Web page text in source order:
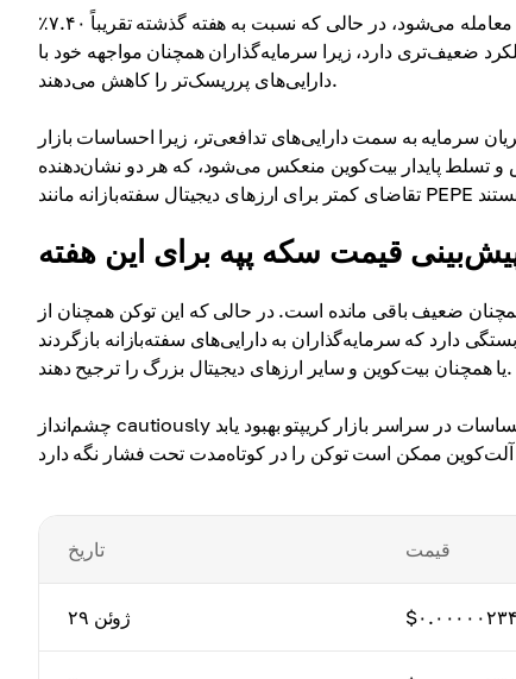
سکه پپه در ۲۴ ساعت گذشته ۱.۸۸٪ کاهش یافته و با قیمت $۰.۰۰۰۰۰۲۳۴ معامله می‌شود، در حالی که نسبت به هفته گذشته تقریباً ۷.۴۰٪
ضعیف‌تری دارد، زیرا سرمایه‌گذاران همچنان مواجهه خود با
دارایی‌های پرریسک‌تر را کاهش می‌دهند.
سرمایه به سمت دارایی‌های تدافعی‌تر، زیرا احساسات بازار
پایدار بیت‌کوین منعکس می‌شود، که هر دو نشان‌دهنده
قیمت سکه پپه برای این هفته
ضعیف باقی مانده است. در حالی که این توکن همچنان از
دارد که سرمایه‌گذاران به دارایی‌های سفته‌بازانه بازگردند
یا همچنان بیت‌کوین و سایر ارزهای دیجیتال بزرگ را ترجیح دهند.
چشم‌انداز cautiously خنثی باقی می‌ماند. اگر احساسات در سراسر بازار کریپتو بهبود یابد، PEPE می‌تواند همراه با سایر میم کوین‌ها بهبود یابد.
تاریخ قیمت
۲۹ ژوئن $۰.۰۰۰۰۰۲۳۴